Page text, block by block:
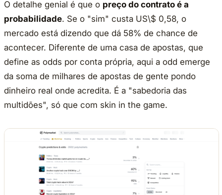
O detalhe genial é que o preço do contrato é a
probabilidade. Se o "sim" custa US\$ 0,58, o
mercado está dizendo que dá 58% de chance de
acontecer. Diferente de uma casa de apostas, que
define as odds por conta própria, aqui a odd emerge
da soma de milhares de apostas de gente pondo
dinheiro real onde acredita. É a "sabedoria das
multidões", só que com skin in the game.